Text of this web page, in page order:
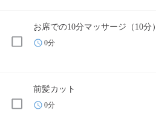
お席での10分マッサージ（10分）
0分
前髪カット
0分